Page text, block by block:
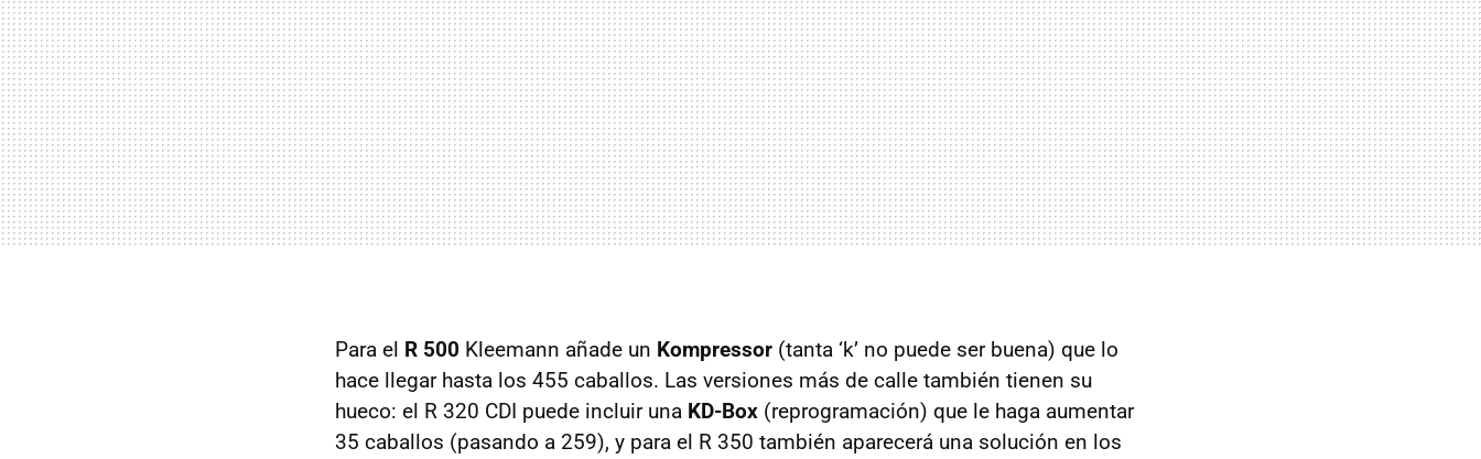
Para el R 500 Kleemann añade un Kompressor (tanta ‘k’ no puede ser buena) que lo
hace llegar hasta los 455 caballos. Las versiones más de calle también tienen su
hueco: el R 320 CDI puede incluir una KD-Box (reprogramación) que le haga aumentar
35 caballos (pasando a 259), y para el R 350 también aparecerá una solución en los